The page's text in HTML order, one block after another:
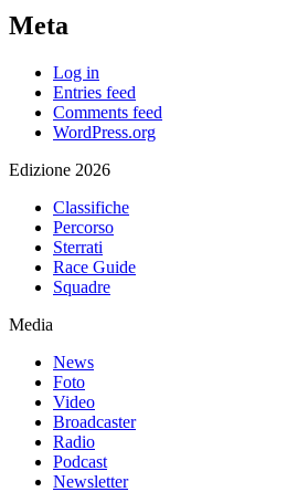
Meta
Log in
Entries feed
Comments feed
WordPress.org
Edizione 2026
Classifiche
Percorso
Sterrati
Race Guide
Squadre
Media
News
Foto
Video
Broadcaster
Radio
Podcast
Newsletter